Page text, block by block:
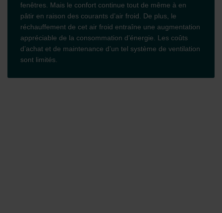
fenêtres. Mais le confort continue tout de même à en
pâtir en raison des courants d’air froid. De plus, le
réchauffement de cet air froid entraîne une augmentation
appréciable de la consommation d’énergie. Les coûts
d’achat et de maintenance d’un tel système de ventilation
sont limités.